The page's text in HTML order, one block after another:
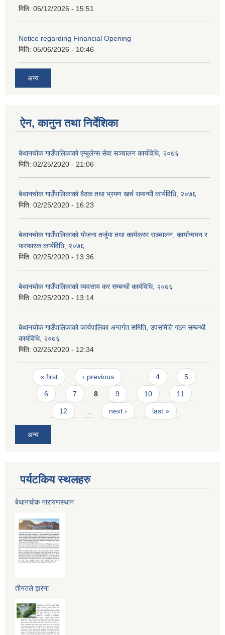
मिति: 05/12/2026 - 15:51
Notice regarding Financial Opening
मिति: 05/06/2026 - 10:46
अन्य
ऐन, कानुन तथा निर्देशिका
बेथानचोक गाउँपालिकाको एम्बुलेन्स सेवा सञ्चालन कार्यविधि, २०७६
मिति: 02/25/2020 - 21:06
बेथानचोक गाउँपालिकाको बैठक तथा भ्रमण खर्च सम्बन्धी कार्यविधि, २०७६
मिति: 02/25/2020 - 16:23
बेथानचोक गाउँपालिकाको योजना तर्जुमा तथा कार्यक्रम सञ्चालन, कार्यान्वयन र
फरफारक कार्यविधि, २०७६
मिति: 02/25/2020 - 13:36
बेथानचोक गाउँपालिकाको व्यवसाय कर सम्बन्धी कार्यविधि, २०७६
मिति: 02/25/2020 - 13:14
बेथानचोक गाउँपालिकाको कार्यपालिका अन्तर्गत समिति, उपसमिति गठन सम्बन्धी
कार्यविधि, २०७६
मिति: 02/25/2020 - 12:34
Pages
« first ‹ previous … 4 5
6 7 8 9 10 11
12 … next › last »
अन्य
पर्यटकिय स्थलहरु
बेथानचोक नारायणस्थान
तीनतले झरना